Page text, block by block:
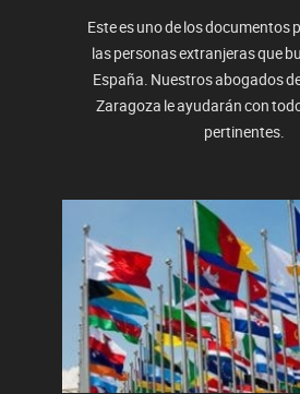
Este es uno de los documentos
las personas extranjeras que
España. Nuestros abogados
Zaragoza le ayudarán con
pertinentes.